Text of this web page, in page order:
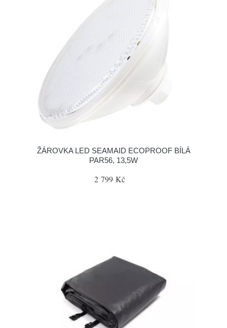
ŽÁROVKA LED SEAMAID ECOPROOF BÍLÁ
PAR56, 13,5W
2 799 Kč